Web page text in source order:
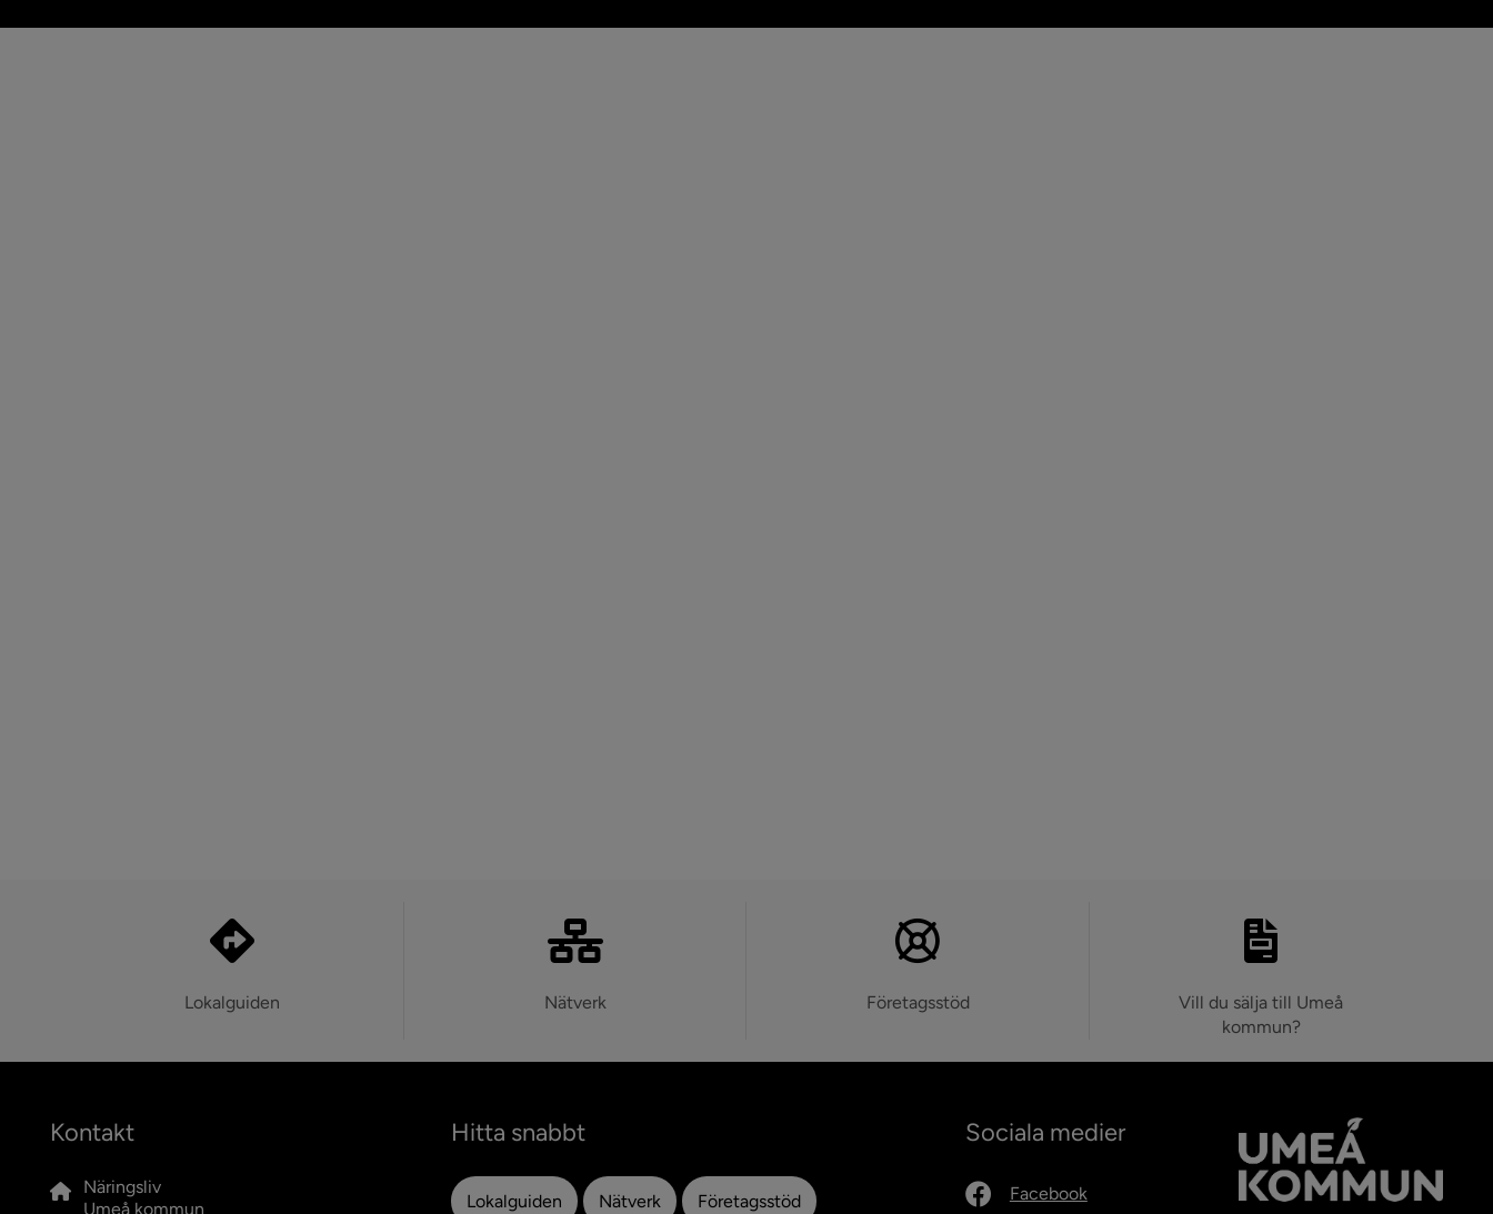
Lokalguiden Nätverk Företagsstöd
Vill du sälja till Umeå
kommun?
Kontakt
Näringsliv
Umeå kommun
Hitta snabbt
Lokalguiden Nätverk Företagsstöd
Sociala medier
Facebook